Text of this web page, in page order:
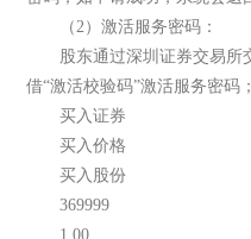
（2）激活服务密码：
股东通过深圳证券交易所
借“激活校验码”激活服务密码；
买入证券
买入价格
买入股份
369999
1.00